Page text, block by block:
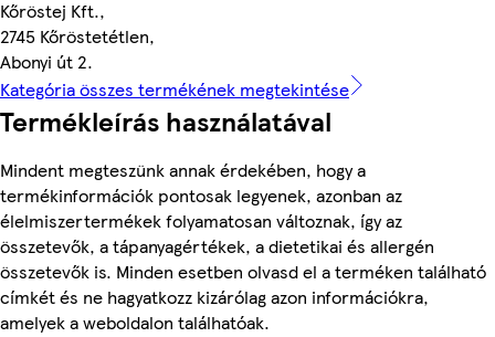
Kőröstej Kft.,
2745 Kőröstetétlen,
Abonyi út 2.
Kategória összes termékének megtekintése
Termékleírás használatával
Mindent megteszünk annak érdekében, hogy a
termékinformációk pontosak legyenek, azonban az
élelmiszertermékek folyamatosan változnak, így az
összetevők, a tápanyagértékek, a dietetikai és allergén
összetevők is. Minden esetben olvasd el a terméken található
címkét és ne hagyatkozz kizárólag azon információkra,
amelyek a weboldalon találhatóak.